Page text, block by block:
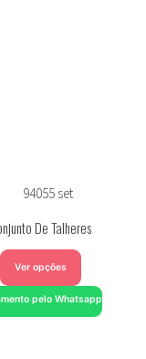
De Talheres
Ver opções
pelo Whatsapp